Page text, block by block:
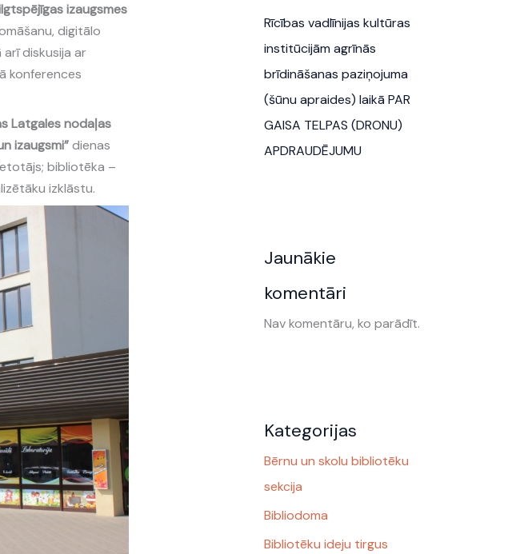
izaugsmes
digitālo
diskusija ar
konferences
Latgales nodaļas
izaugsmi”dienas
bibliotēka –
izklāstu.
Rīcības vadlīnijas kultūras
institūcijām agrīnās
brīdināšanas paziņojuma
(šūnu apraides) laikā PAR
GAISA TELPAS (DRONU)
APDRAUDĒJUMU
Jaunākie
komentāri
Nav komentāru, ko parādīt.
Kategorijas
Bērnu un skolu bibliotēku
sekcija
Bibliodoma
Bibliotēku ideju tirgus